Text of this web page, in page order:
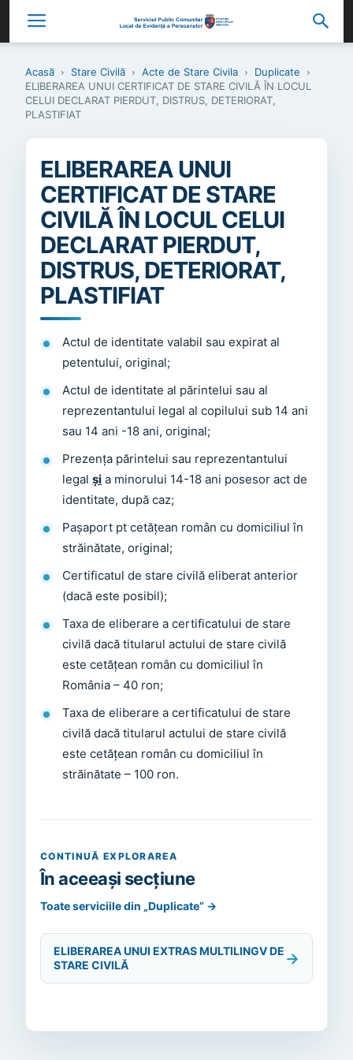
Acasă Stare Civilă Acte de Stare Civila
Duplicate
ELIBERAREA UNUI CERTIFICAT DE STARE CIVILĂ ÎN LOCUL
CELUI DECLARAT PIERDUT, DISTRUS, DETERIORAT,
PLASTIFIAT
ELIBERAREA UNUI
CERTIFICAT DE STARE
CIVILĂ ÎN LOCUL CELUI
DECLARAT PIERDUT,
DISTRUS, DETERIORAT,
PLASTIFIAT
Actul de identitate valabil sau expirat al
petentului, original;
Actul de identitate al părintelui sau al
reprezentantului legal al copilului sub 14 ani
sau 14 ani -18 ani, original;
Prezența părintelui sau reprezentantului
legal și a minorului 14-18 ani posesor act de
identitate, după caz;
Paşaport pt cetățean român cu domiciliul în
străinătate, original;
Certificatul de stare civilă eliberat anterior
(dacă este posibil);
Taxa de eliberare a certificatului de stare
civilă dacă titularul actului de stare civilă
este cetățean român cu domiciliul în
România – 40 ron;
Taxa de eliberare a certificatului de stare
civilă dacă titularul actului de stare civilă
este cetățean român cu domiciliul în
străinătate – 100 ron.
CONTINUĂ EXPLORAREA
În aceeași secțiune
Toate serviciile din „Duplicate” →
ELIBERAREA UNUI EXTRAS MULTILINGV DE
STARE CIVILĂ
→